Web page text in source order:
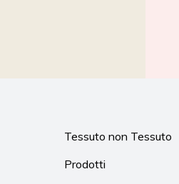
Tessuto non Tessuto
Prodotti